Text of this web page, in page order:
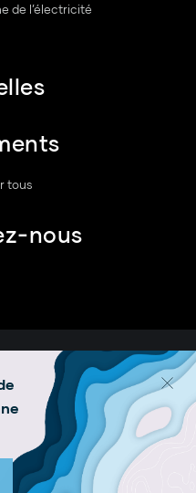
de l’électricité
tous
nous
Canada.
baytek